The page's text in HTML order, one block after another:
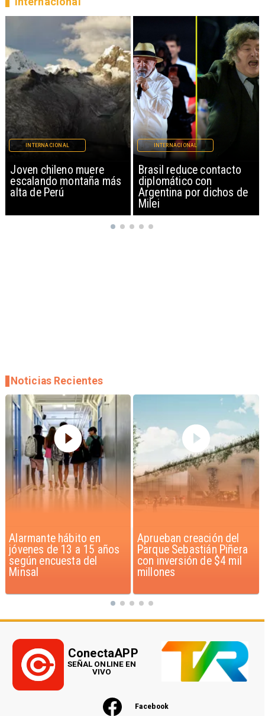
Brasil reduce contacto
diplomático con
Argentina por dichos de
INTERNACIONAL
China restringe
exportación de drones a
EEUU y sanciona
empresas
INTERNACIONAL
Aprueban creación del
Parque Sebastián Piñera
con inversión de $4 mil
millones
Claudio Bravo baja la
euforia sobre fichaje de
Vozinha
Noticias Recientes
Facebook
ConectaAPP
SEÑAL ONLINE EN
VIVO